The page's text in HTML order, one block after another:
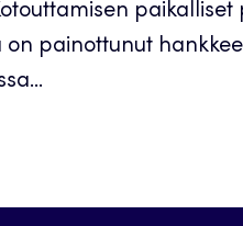
on painottunut